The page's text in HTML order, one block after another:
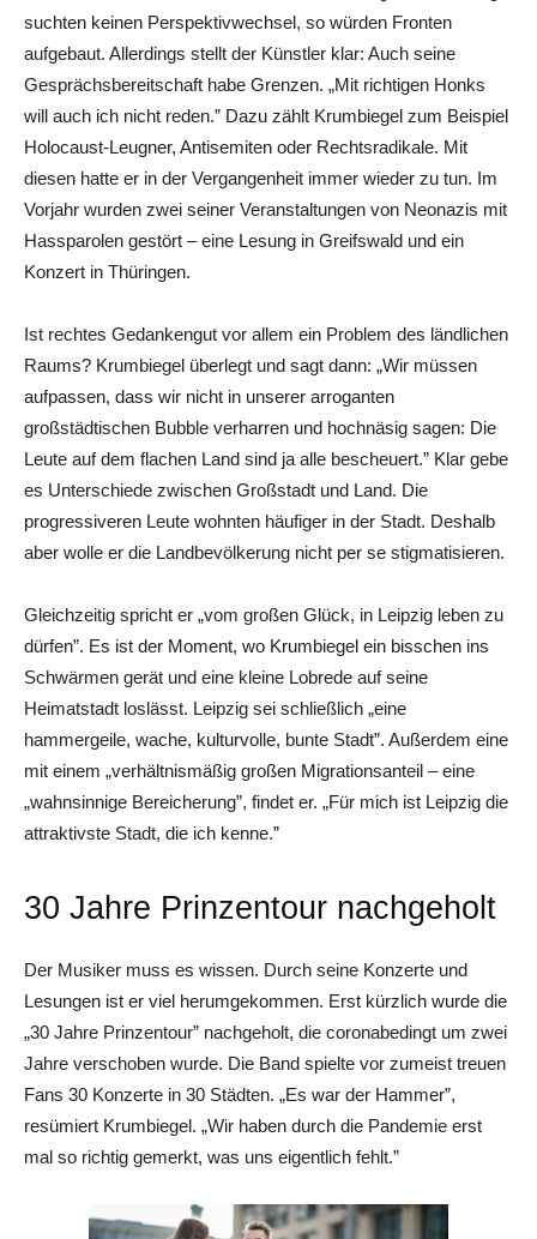
suchten keinen Perspektivwechsel, so würden Fronten
aufgebaut. Allerdings stellt der Künstler klar: Auch seine
Gesprächsbereitschaft habe Grenzen. „Mit richtigen Honks
will auch ich nicht reden.” Dazu zählt Krumbiegel zum Beispiel
Holocaust-Leugner, Antisemiten oder Rechtsradikale. Mit
diesen hatte er in der Vergangenheit immer wieder zu tun. Im
Vorjahr wurden zwei seiner Veranstaltungen von Neonazis mit
Hassparolen gestört – eine Lesung in Greifswald und ein
Konzert in Thüringen.
Ist rechtes Gedankengut vor allem ein Problem des ländlichen
Raums? Krumbiegel überlegt und sagt dann: „Wir müssen
aufpassen, dass wir nicht in unserer arroganten
großstädtischen Bubble verharren und hochnäsig sagen: Die
Leute auf dem flachen Land sind ja alle bescheuert.” Klar gebe
es Unterschiede zwischen Großstadt und Land. Die
progressiveren Leute wohnten häufiger in der Stadt. Deshalb
aber wolle er die Landbevölkerung nicht per se stigmatisieren.
Gleichzeitig spricht er „vom großen Glück, in Leipzig leben zu
dürfen”. Es ist der Moment, wo Krumbiegel ein bisschen ins
Schwärmen gerät und eine kleine Lobrede auf seine
Heimatstadt loslässt. Leipzig sei schließlich „eine
hammergeile, wache, kulturvolle, bunte Stadt”. Außerdem eine
mit einem „verhältnismäßig großen Migrationsanteil – eine
„wahnsinnige Bereicherung”, findet er. „Für mich ist Leipzig die
attraktivste Stadt, die ich kenne.”
30 Jahre Prinzentour nachgeholt
Der Musiker muss es wissen. Durch seine Konzerte und
Lesungen ist er viel herumgekommen. Erst kürzlich wurde die
„30 Jahre Prinzentour” nachgeholt, die coronabedingt um zwei
Jahre verschoben wurde. Die Band spielte vor zumeist treuen
Fans 30 Konzerte in 30 Städten. „Es war der Hammer”,
resümiert Krumbiegel. „Wir haben durch die Pandemie erst
mal so richtig gemerkt, was uns eigentlich fehlt.”